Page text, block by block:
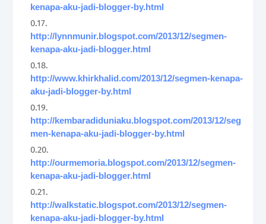
kenapa-aku-jadi-blogger-by.html
http://lynnmunir.blogspot.com/2013/12/segmen-
kenapa-aku-jadi-blogger.html
http://www.khirkhalid.com/2013/12/segmen-kenapa-
aku-jadi-blogger-by.html
http://kembaradiduniaku.blogspot.com/2013/12/seg
men-kenapa-aku-jadi-blogger-by.html
http://ourmemoria.blogspot.com/2013/12/segmen-
kenapa-aku-jadi-blogger.html
http://walkstatic.blogspot.com/2013/12/segmen-
kenapa-aku-jadi-blogger-by.html